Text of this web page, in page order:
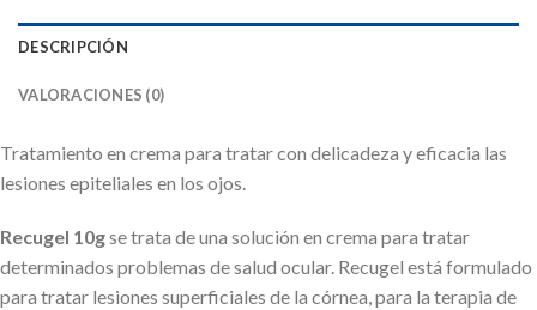
DESCRIPCIÓN
VALORACIONES (0)
Tratamiento en crema para tratar con delicadeza y eficacia las
lesiones epiteliales en los ojos.
Recugel 10gse trata de una solución en crema para tratar
determinados problemas de salud ocular. Recugel está formulado
para tratar lesiones superficiales de la córnea, para la terapia de